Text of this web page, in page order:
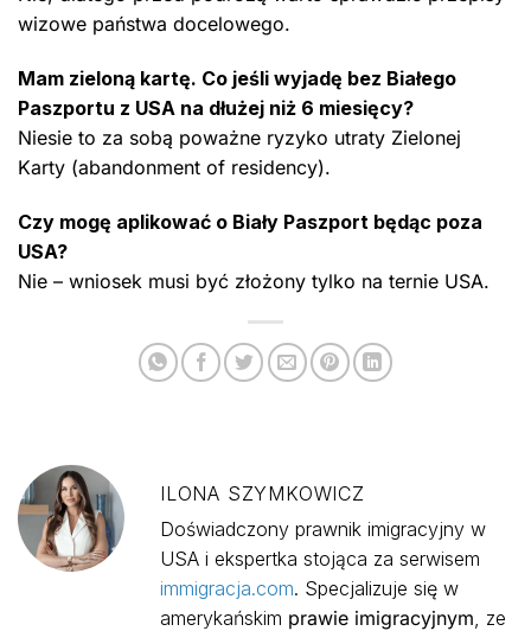
wizowe państwa docelowego.
Mam zieloną kartę. Co jeśli wyjadę bez Białego
Paszportu z USA na dłużej niż 6 miesięcy?
Niesie to za sobą poważne ryzyko utraty Zielonej
Karty (abandonment of residency).
Czy mogę aplikować o Biały Paszport będąc poza
USA?
Nie – wniosek musi być złożony tylko na ternie USA.
ILONA SZYMKOWICZ
Doświadczony prawnik imigracyjny w
USA i ekspertka stojąca za serwisem
immigracja.com. Specjalizuje się w
amerykańskim prawie imigracyjnym , ze